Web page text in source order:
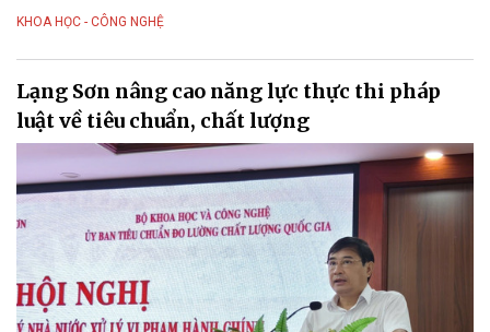
KHOA HỌC - CÔNG NGHỆ
Lạng Sơn nâng cao năng lực thực thi pháp
luật về tiêu chuẩn, chất lượng